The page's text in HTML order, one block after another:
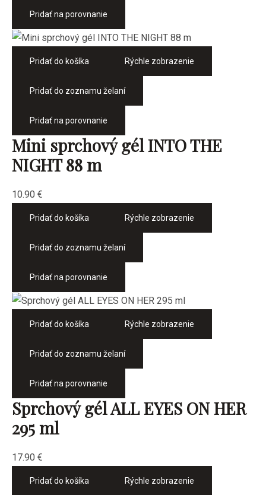
Pridať na porovnanie
Pridať do košíka Rýchle zobrazenie
Pridať do zoznamu želaní
Pridať na porovnanie
Mini sprchový gél INTO THE
NIGHT 88 m
10.90 €
Pridať do košíka Rýchle zobrazenie
Pridať do zoznamu želaní
Pridať na porovnanie
Pridať do košíka Rýchle zobrazenie
Pridať do zoznamu želaní
Pridať na porovnanie
Sprchový gél ALL EYES ON HER
295 ml
17.90 €
Pridať do košíka Rýchle zobrazenie